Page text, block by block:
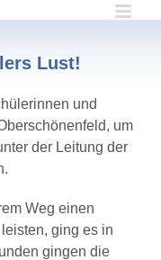
Lust!
und
um
der Leitung der
Weg einen
ging es in
gingen die